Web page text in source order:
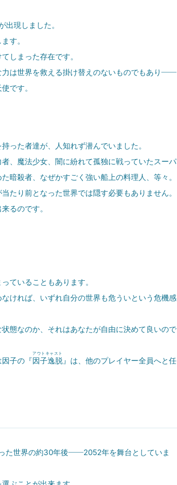
出現しました。
す。
しまった存在です。
は世界を救える掛け替えのないものでもあり――
です。
った者達が、人知れず潜んでいました。
、魔法少女、闇に紛れて孤独に戦っていたスーパ
暗殺者、なぜかすごく強い船上の料理人、等々。
たり前となった世界では隠す必要もありません。
るのです。
ていることもあります。
ければ、いずれ自分の世界も危ういという危機感
態なのか、それはあなたが自由に決めて良いので
子の『因子逸脱
アウトキャスト
』は、他のプレイヤー全員へと任
た世界の約30年後――2052年を舞台としていま